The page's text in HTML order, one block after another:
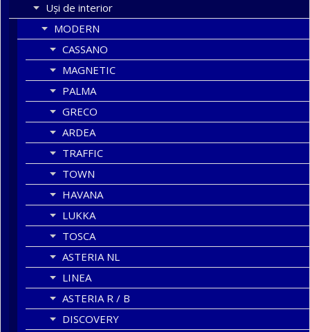
Uși de interior
MODERN
CASSANO
MAGNETIC
PALMA
GRECO
ARDEA
TRAFFIC
TOWN
HAVANA
LUKKA
TOSCA
ASTERIA NL
LINEA
ASTERIA R / B
DISCOVERY